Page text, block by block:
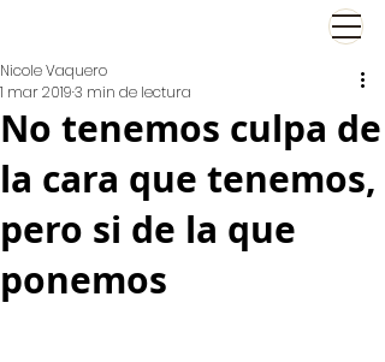
No tenemos culpa de
la cara que tenemos,
pero si de la que
ponemos
Nicole Vaquero
1 mar 20193 min de lectura